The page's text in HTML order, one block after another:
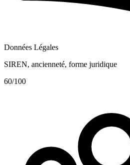
Données Légales
SIREN, ancienneté, forme juridique
60/100